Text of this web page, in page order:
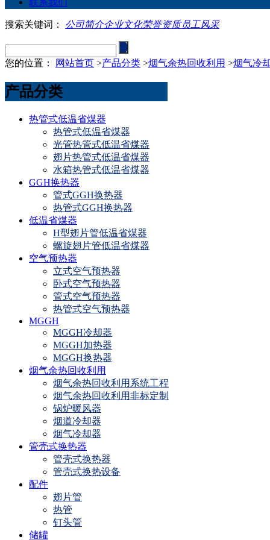
联系我们
搜索关键词： 公司简介企业文化荣誉资质员工风采
您的位置： 网站首页 >产品分类 >烟气余热回收利用 >烟气冷
产品分类
热管式低温省煤器
热管式低温省煤器
光管热管式低温省煤器
翅片热管式低温省煤器
水箱热管式低温省煤器
GGH换热器
管式GGH换热器
热管式GGH换热器
低温省煤器
H型翅片管低温省煤器
螺旋翅片管低温省煤器
空气预热器
立式空气预热器
卧式空气预热器
管式空气预热器
热管式空气预热器
MGGH
MGGH冷却器
MGGH加热器
MGGH换热器
烟气余热回收利用
烟气余热回收利用系统工程
烟气余热回收利用非标定制
锅炉暖风器
烟道冷却器
烟气冷却器
管壳式换热器
管壳式换热器
管壳式换热设备
配件
翅片管
热管
钉头管
储罐